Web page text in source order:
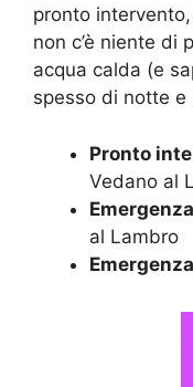
pronto
non c’è niente di
acqua calda (e
spesso di notte e
Pronto
Vedano al
al Lambro